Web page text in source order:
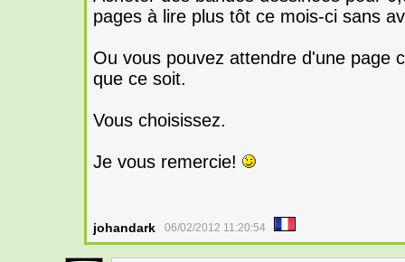
pages à lire plus tôt ce mois-ci sans
Ou vous pouvez attendre d'une page
que ce soit.
Vous choisissez.
Je vous remercie!
johandark 06/02/2012 11:20:54